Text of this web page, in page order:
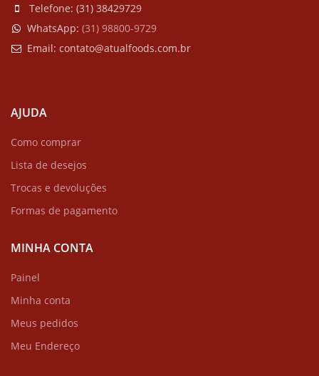
Telefone: (31) 38429729
WhatsApp: (31) 98800-9729
Email: contato@atualfoods.com.br
AJUDA
Como comprar
Lista de desejos
Trocas e devoluções
Formas de pagamento
MINHA CONTA
Painel
Minha conta
Meus pedidos
Meu Endereço